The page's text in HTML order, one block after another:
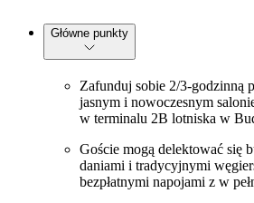
Główne punkty
Zafunduj sobie 2/3-godzinną
jasnym i nowoczesnym
w terminalu 2B lotniska w
Goście mogą delektować się
daniami i tradycyjnymi
bezpłatnymi napojami z w